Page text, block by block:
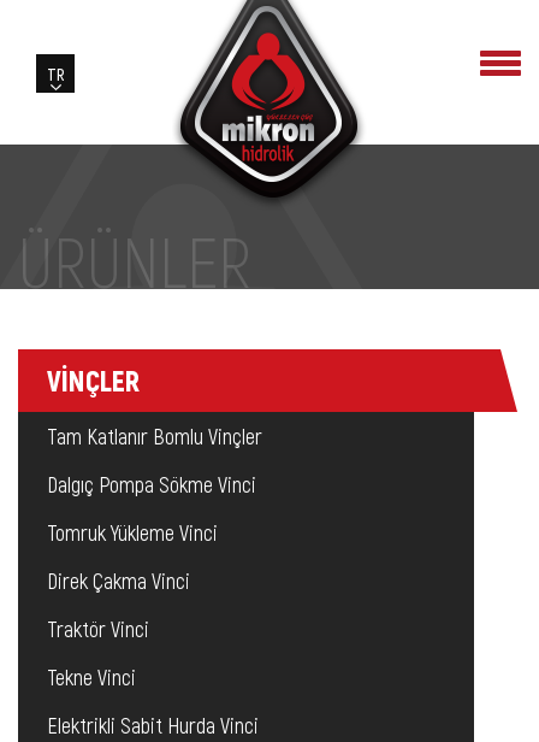
ÜRÜNLER
VİNÇLER
Tam Katlanır Bomlu Vinçler
Dalgıç Pompa Sökme Vinci
Tomruk Yükleme Vinci
Direk Çakma Vinci
Traktör Vinci
Tekne Vinci
Elektrikli Sabit Hurda Vinci